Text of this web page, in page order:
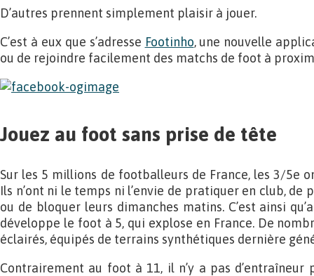
D’autres prennent simplement plaisir à jouer.
C’est à eux que s’adresse Footinho, une nouvelle
ou de rejoindre facilement des matchs de foot à
Jouez au foot sans prise de tête
Sur les 5 millions de footballeurs de France, les 3/5e
Ils n’ont ni le temps ni l’envie de pratiquer en club,
ou de bloquer leurs dimanches matins. C’est ainsi
développe le foot à 5, qui explose en France. De
éclairés, équipés de terrains synthétiques dernière
Contrairement au foot à 11, il n’y a pas